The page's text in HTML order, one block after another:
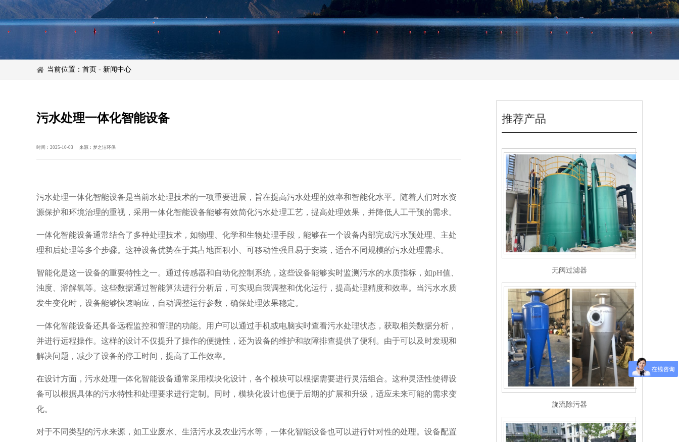
当前位置： 首页 - 新闻中心
污水处理一体化智能设备
时间：2025-10-03 来源：梦之洁环保
污水处理一体化智能设备是当前水处理技术的一项重要进展，旨在提高污水处理的效率和智能化水平。随着人们对水资
源保护和环境治理的重视，采用一体化智能设备能够有效简化污水处理工艺，提高处理效果，并降低人工干预的需求。
一体化智能设备通常结合了多种处理技术，如物理、化学和生物处理手段，能够在一个设备内部完成污水预处理、主处
理和后处理等多个步骤。这种设备优势在于其占地面积小、可移动性强且易于安装，适合不同规模的污水处理需求。
智能化是这一设备的重要特性之一。通过传感器和自动化控制系统，这些设备能够实时监测污水的水质指标，如pH值、
浊度、溶解氧等。这些数据通过智能算法进行分析后，可实现自我调整和优化运行，提高处理精度和效率。当污水水质
发生变化时，设备能够快速响应，自动调整运行参数，确保处理效果稳定。
一体化智能设备还具备远程监控和管理的功能。用户可以通过手机或电脑实时查看污水处理状态，获取相关数据分析，
并进行远程操作。这样的设计不仅提升了操作的便捷性，还为设备的维护和故障排查提供了便利。由于可以及时发现和
解决问题，减少了设备的停工时间，提高了工作效率。
在设计方面，污水处理一体化智能设备通常采用模块化设计，各个模块可以根据需要进行灵活组合。这种灵活性使得设
备可以根据具体的污水特性和处理要求进行定制。同时，模块化设计也便于后期的扩展和升级，适应未来可能的需求变
化。
对于不同类型的污水来源，如工业废水、生活污水及农业污水等，一体化智能设备也可以进行针对性的处理。设备配置
推荐产品
无阀过滤器
旋流除污器